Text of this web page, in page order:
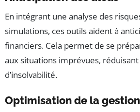
En intégrant une analyse des
simulations, ces outils aident à
financiers. Cela permet de se
aux situations imprévues,
d’insolvabilité.
Optimisation de la